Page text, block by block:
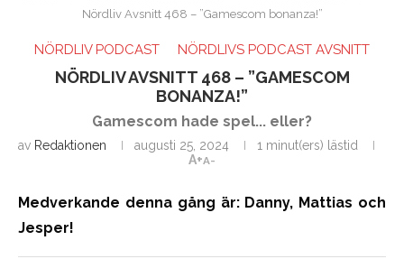
Nördliv Avsnitt 468 – ”Gamescom bonanza!”
NÖRDLIV PODCAST NÖRDLIVS PODCAST AVSNITT
NÖRDLIV AVSNITT 468 – ”GAMESCOM
BONANZA!”
Gamescom hade spel... eller?
av Redaktionen augusti 25, 2024
1 minut(ers) lästid
A+A-
Medverkande denna gång är: Danny, Mattias och
Jesper!